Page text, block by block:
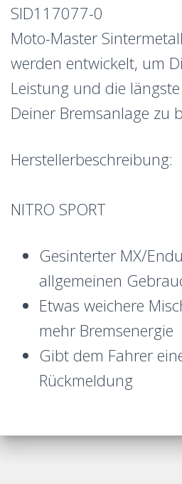
SID117077-0
Moto-Master
werden entwickelt, um
Leistung und die
Deiner Bremsanlage zu
Herstellerbeschreibung:
NITRO SPORT
Gesinterter MX/
allgemeinen
Etwas weichere
mehr Bremsenergie
Gibt dem Fahrer
Rückmeldung